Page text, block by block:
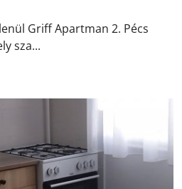
Griff Apartman 2. Pécs
sza...